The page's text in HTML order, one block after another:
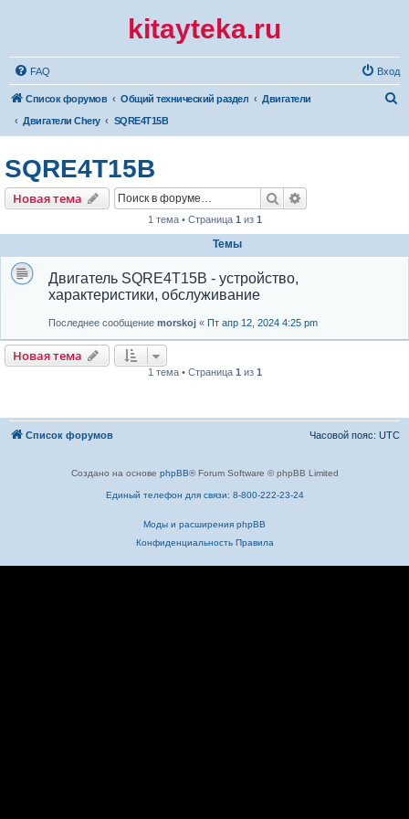
kitayteka.ru
FAQ Вход
Список форумов Общий технический раздел
Двигатели
Двигатели Chery
SQRE4T15B
SQRE4T15B
Новая тема Поиск
1 тема • Страница 1 из 1
Темы
Двигатель SQRE4T15B - устройство,
характеристики, обслуживание
Последнее сообщение morskoj « Пт апр 12, 2024 4:25 pm
Новая тема
1 тема • Страница 1 из 1
Список форумов Часовой пояс: UTC
Создано на основе phpBB® Forum Software © phpBB Limited
Единый телефон для связи: 8-800-222-23-24
Моды и расширения phpBB
Конфиденциальность Правила